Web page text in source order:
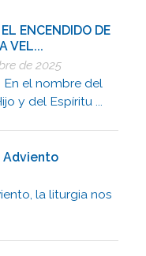
ENCENDIDO DE
VEL...
de 2025
En el nombre del
y del Espíritu ...
Adviento
la liturgia nos